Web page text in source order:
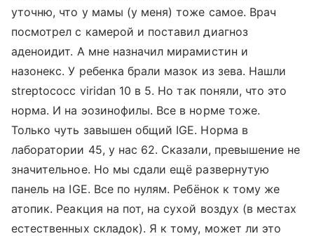
уточню, что у мамы (у меня) тоже самое. Врач
посмотрел с камерой и поставил диагноз
аденоидит. А мне назначил мирамистин и
назонекс. У ребенка брали мазок из зева. Нашли
streptococc viridan 10 в 5. Но так поняли, что это
норма. И на эозинофилы. Все в норме тоже.
Только чуть завышен общий IGE. Норма в
лаборатории 45, у нас 62. Сказали, превышение не
значительное. Но мы сдали ещё развернутую
панель на IGE. Все по нулям. Ребёнок к тому же
атопик. Реакция на пот, на сухой воздух (в местах
естественных складок). Я к тому, может ли это